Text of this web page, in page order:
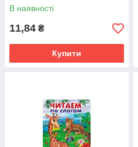
В наявності
11,84 ₴
Купити